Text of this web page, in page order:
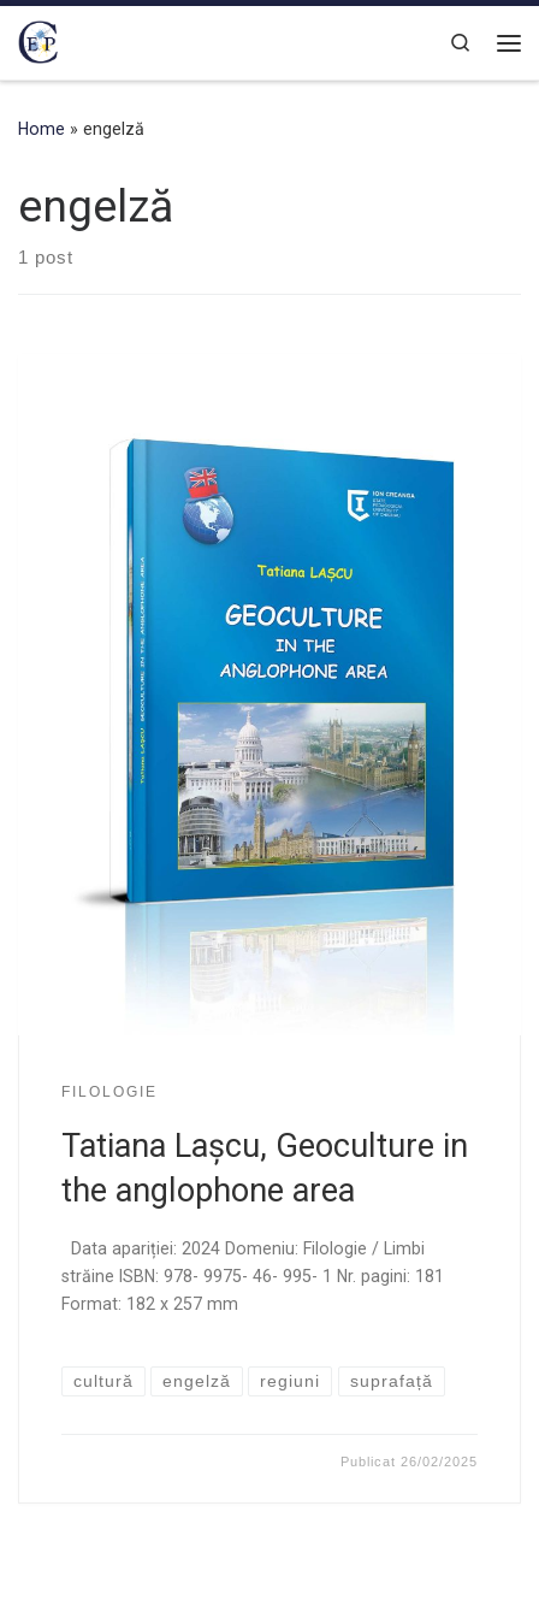
Skip to content Search
Home » engelză
engelză
1 post
FILOLOGIE
Tatiana Lașcu, Geoculture in
the anglophone area
Data apariției: 2024 Domeniu: Filologie / Limbi
străine ISBN: 978- 9975- 46- 995- 1 Nr. pagini: 181
Format: 182 x 257 mm
cultură engelză regiuni suprafață
Publicat 26/02/2025